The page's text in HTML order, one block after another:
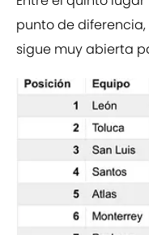
punto de
sigue muy abierta